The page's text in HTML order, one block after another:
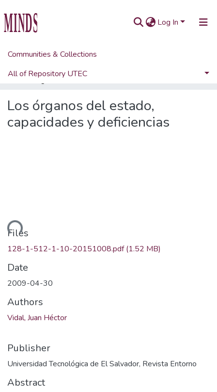
Log In
Communities & Collections
All of Repository UTEC
Home
Artículos de revistas UTEC
Los órganos del estado,
capacidades y deficiencias
Files
128-1-512-1-10-20151008.pdf(1.52 MB)
Date
2009-04-30
Authors
Vidal, Juan Héctor
Publisher
Universidad Tecnológica de El Salvador, Revista Entorno
Abstract